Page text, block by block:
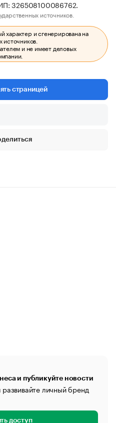
326508100086762.
источников.
характер и сгенерирована на
источников.
и не имеет деловых
страницей
и публикуйте новости
личный бренд
доступ